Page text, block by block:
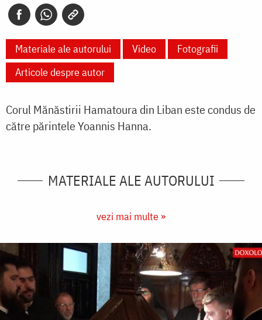
Materiale ale autorului Video
Fotografii
Articole despre autor
Corul Mănăstirii Hamatoura din Liban este condus de
către părintele Yoannis Hanna.
MATERIALE ALE AUTORULUI
vezi mai multe »